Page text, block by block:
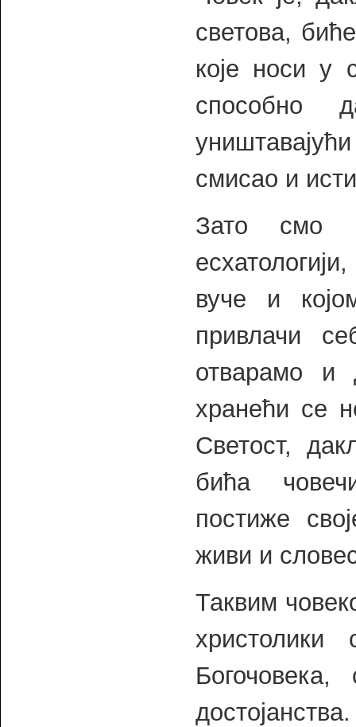
светова,
које носи у
способно
смисао и
Зато смо
вуче и
привлачи
отварамо и
хранећи се
Светост,
бића
постиже
живи и
Таквим